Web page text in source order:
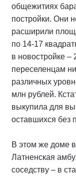
общежитиях
постройки. Они
расширили
по 14-17
в новостройке –
переселенцам
различных
млн рублей.
выкупила для
оставшихся без
В этом же доме
Латненская
соседству – в